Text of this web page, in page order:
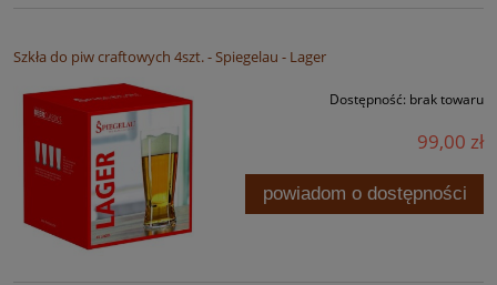
Szkła do piw craftowych 4szt. - Spiegelau - Lager
Dostępność: brak towaru
99,00 zł
powiadom o dostępności